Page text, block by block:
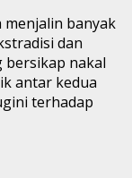
menjalin banyak
dan
bersikap nakal
antar kedua
terhadap